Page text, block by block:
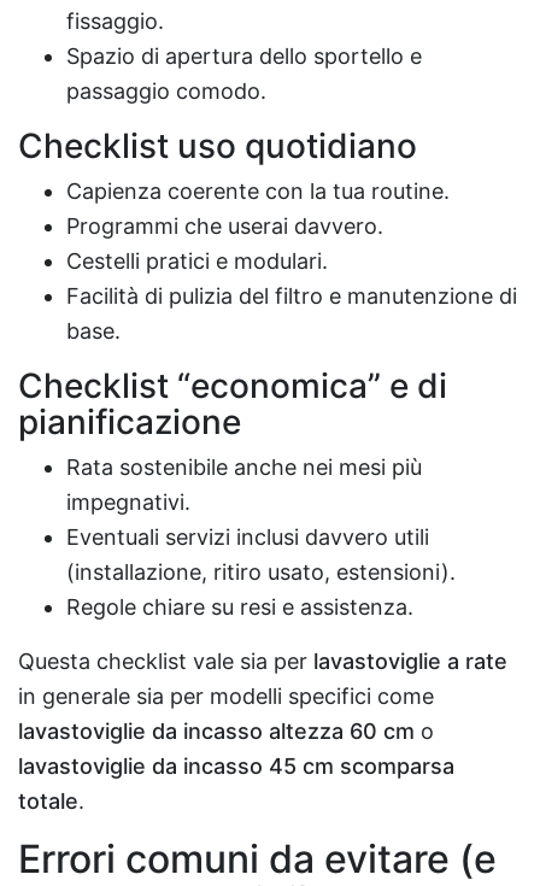
fissaggio.
Spazio di apertura dello sportello e
passaggio comodo.
Checklist uso quotidiano
Capienza coerente con la tua routine.
Programmi che userai davvero.
Cestelli pratici e modulari.
Facilità di pulizia del filtro e manutenzione di
base.
Checklist “economica” e di
pianificazione
Rata sostenibile anche nei mesi più
impegnativi.
Eventuali servizi inclusi davvero utili
(installazione, ritiro usato, estensioni).
Regole chiare su resi e assistenza.
Questa checklist vale sia per lavastoviglie a rate
in generale sia per modelli specifici come
lavastoviglie da incasso altezza 60 cm o
lavastoviglie da incasso 45 cm scomparsa
totale.
Errori comuni da evitare (e